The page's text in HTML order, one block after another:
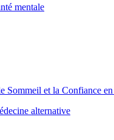
mentale
Sommeil et la Confiance
alternative